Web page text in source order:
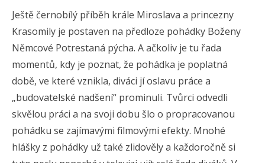
Ještě černobílý příběh krále Miroslava a princezny
Krasomily je postaven na předloze pohádky Boženy
Němcové Potrestaná pýcha. A ačkoliv je tu řada
momentů, kdy je poznat, že pohádka je poplatná
době, ve které vznikla, diváci jí oslavu práce a
„budovatelské nadšení“ prominuli. Tvůrci odvedli
skvělou práci a na svoji dobu šlo o propracovanou
pohádku se zajímavými filmovými efekty. Mnohé
hlášky z pohádky už také zlidověly a každoročně si